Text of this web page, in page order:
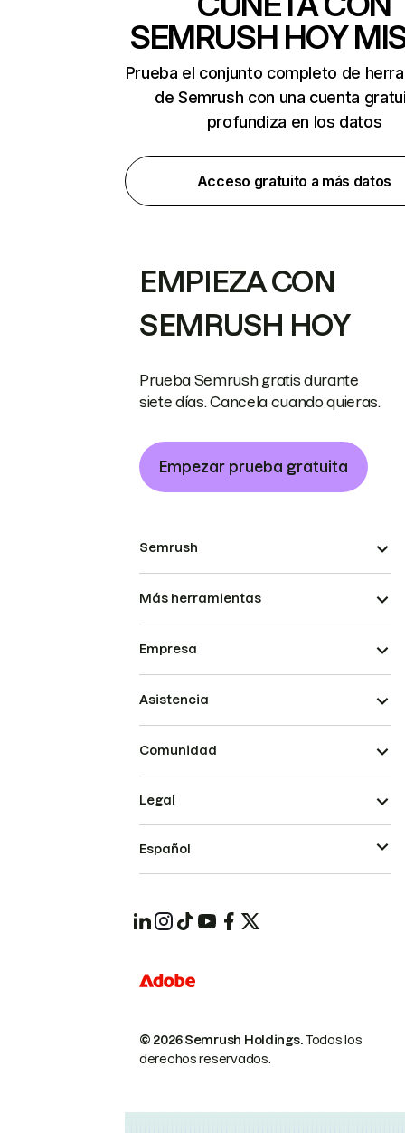
SEMRUSH HOY
Prueba el conjunto completo de
de Semrush con una cuenta
profundiza en los datos
Acceso gratuito a más datos
EMPIEZA CON
SEMRUSH HOY
Prueba Semrush gratis durante
siete días. Cancela cuando quieras.
Empezar prueba gratuita
Semrush
Más herramientas
Empresa
Asistencia
Comunidad
© 2026 Semrush Holdings.Todos los
derechos reservados.
Legal
Español